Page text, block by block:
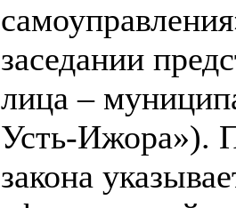
заседании
лица –
Усть-Ижора»).
закона